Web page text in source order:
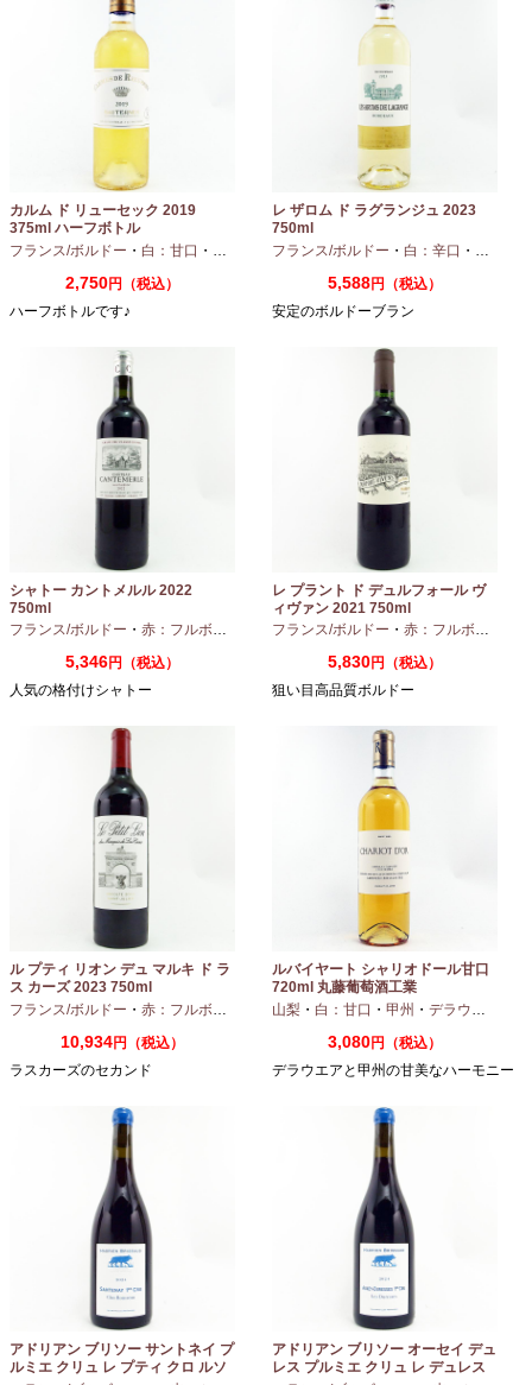
カルム ド リューセック 2019
375ml ハーフボトル
フランス/ボルドー ・ 白：甘口 ・ セミヨン ・ソーヴィニオンブラン
2,750円（税込）
ハーフボトルです♪
レ ザロム ド ラグランジュ 2023
750ml
フランス/ボルドー ・ 白：辛口 ・ セミヨン
5,588円（税込）
安定のボルドーブラン
シャトー カントメルル 2022
750ml
フランス/ボルドー ・ 赤：フルボディ カベルネ・カベルネフラン ・プティヴェル
5,346円（税込）
人気の格付けシャトー
レ プラント ド デュルフォール ヴ
ィヴァン 2021 750ml
フランス/ボルドー ・ 赤：フルボディ
5,830円（税込）
狙い目高品質ボルドー
ル プティ リオン デュ マルキ ド ラ
ス カーズ 2023 750ml
フランス/ボルドー ・ 赤：フルボディ
10,934円（税込）
ラスカーズのセカンド
ルバイヤート シャリオドール甘口
720ml 丸藤葡萄酒工業
山梨 ・ 白：甘口 ・ 甲州 ・ デラウエア
3,080円（税込）
デラウエアと甲州の甘美なハーモニー
アドリアン ブリソー サントネイ プ
ルミエ クリュ レ プティ クロ ルソ
アドリアン ブリソー オーセイ デュ
レス プルミエ クリュ レ デュレス